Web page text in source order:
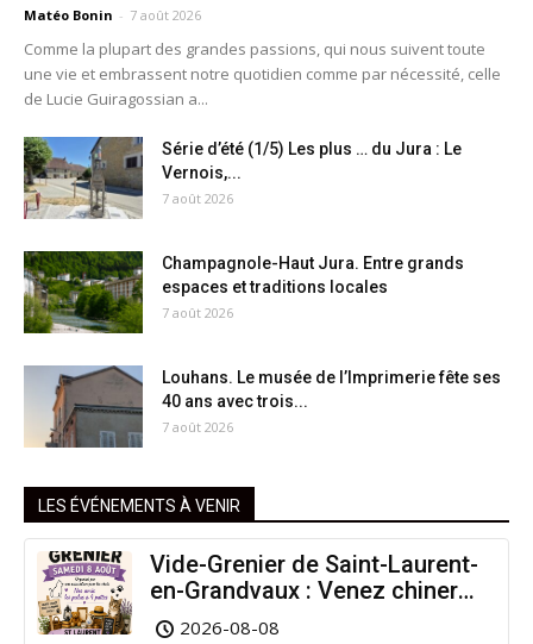
Matéo Bonin - 7 août 2026
Comme la plupart des grandes passions, qui nous suivent toute
une vie et embrassent notre quotidien comme par nécessité, celle
de Lucie Guiragossian a...
Série d’été (1/5) Les plus … du Jura : Le
Vernois,...
7 août 2026
Champagnole-Haut Jura. Entre grands
espaces et traditions locales
7 août 2026
Louhans. Le musée de l’Imprimerie fête ses
40 ans avec trois...
7 août 2026
LES ÉVÉNEMENTS À VENIR
Vide-Grenier de Saint-Laurent-
en-Grandvaux : Venez chiner
pour la bonne cause !
2026-08-08